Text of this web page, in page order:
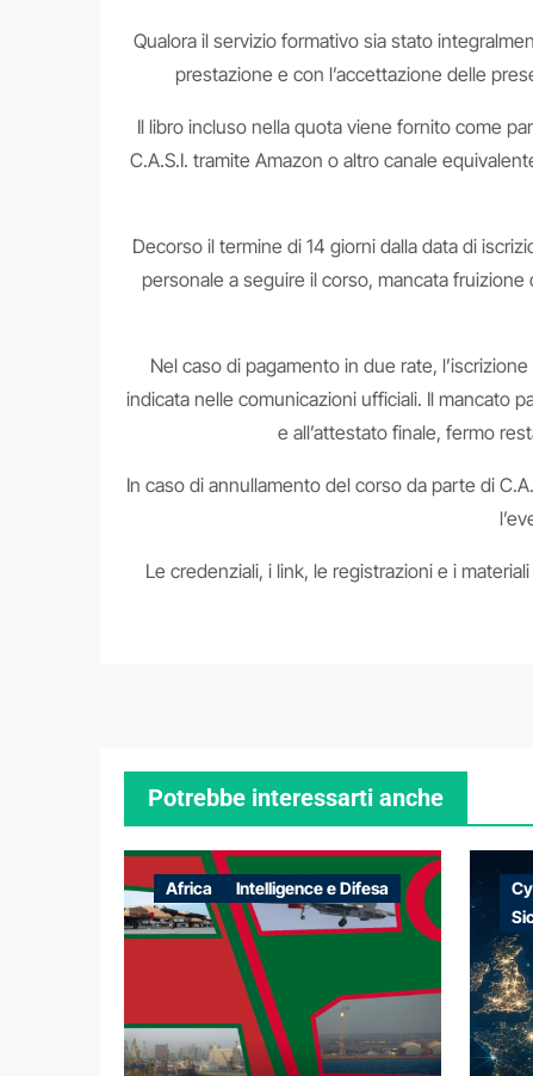
Qualora il servizio formativo sia stato
prestazione e con l’accettazione delle
Il libro incluso nella quota viene fornito come
C.A.S.I. tramite Amazon o altro canale
Decorso il termine di 14 giorni dalla data di
personale a seguire il corso, mancata
Nel caso di pagamento in due rate,
indicata nelle comunicazioni ufficiali. Il mancato
e all’attestato finale, fermo
In caso di annullamento del corso da parte di
Le credenziali, i link, le registrazioni e i
Potrebbe interessarti anche
Africa Intelligence e Difesa